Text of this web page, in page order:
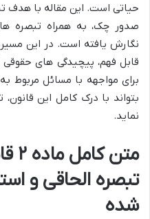
صدور چک، به همراه تبصره
نگارش یافته است. در این
قابل فهم، پیچیدگی های
برای مواجهه با مسائل مربوط
بتواند با درک کامل این
نماید.
تبصره الحاقی و
شده